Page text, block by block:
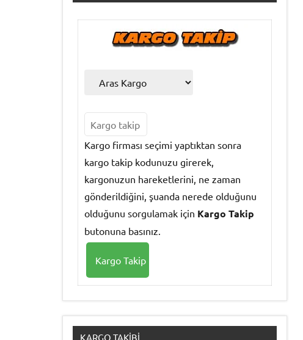
Kargo firması seçimi yaptıktan sonra
kargo takip kodunuzu girerek,
kargonuzun hareketlerini, ne zaman
gönderildiğini, şuanda nerede olduğunu
olduğunu sorgulamak için Kargo Takip
butonuna basınız.
KARGO TAKIBI